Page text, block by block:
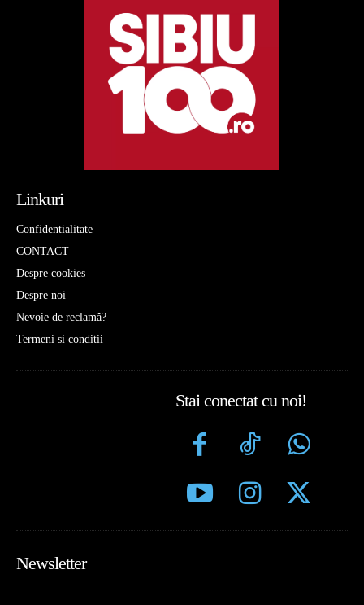
Linkuri
Confidentialitate
CONTACT
Despre cookies
Despre noi
Nevoie de reclamă?
Termeni si conditii
Stai conectat cu noi!
Newsletter